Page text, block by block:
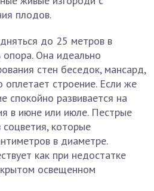
плодов.
до 25 метров в
опора. Она идеально
стен беседок, мансард,
оплетает строение. Если же
спокойно развивается на
в июне или июле. Пестрые
которые
в диаметре.
как при недостатке
освещенном